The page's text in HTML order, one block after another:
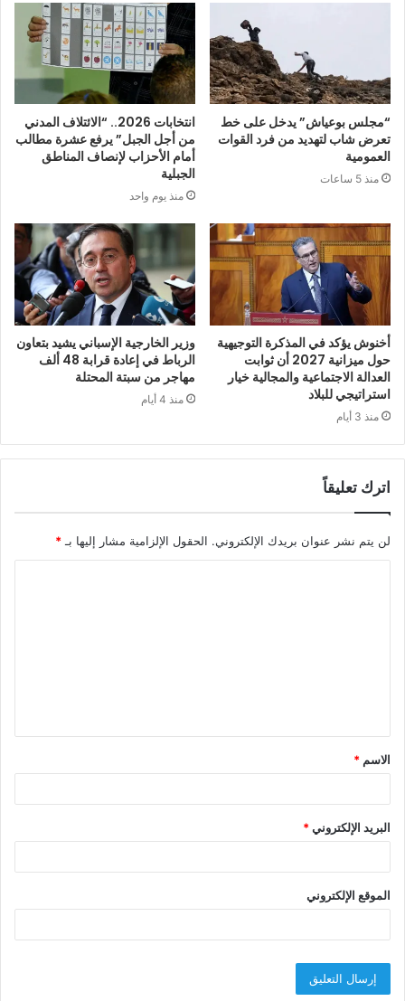
“مجلس بوعياش” يدخل على خط
تعرض شاب لتهديد من فرد القوات
العمومية
منذ 5 ساعات
انتخابات 2026.. “الائتلاف المدني
من أجل الجبل” يرفع عشرة مطالب
أمام الأحزاب لإنصاف المناطق
الجبلية
منذ يوم واحد
أخنوش يؤكد في المذكرة التوجيهية
حول ميزانية 2027 أن ثوابت
العدالة الاجتماعية والمجالية خيار
استراتيجي للبلاد
منذ 3 أيام
وزير الخارجية الإسباني يشيد بتعاون
الرباط في إعادة قرابة 48 ألف
مهاجر من سبتة المحتلة
منذ 4 أيام
اترك تعليقاً
لن يتم نشر عنوان بريدك الإلكتروني. الحقول الإلزامية مشار إليها بـ *
ق
*
الاسم *
البريد الإلكتروني*
الموقع الإلكتروني